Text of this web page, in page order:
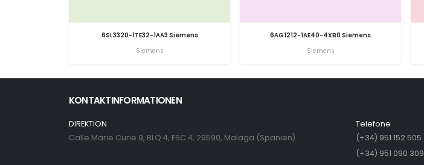
6SL3320-1TE32-1AA3 Siemens
Siemens
6AG1212-1AE40-4XB0 Siemens
Siemens
KONTAKTINFORMATIONEN
DIREKTION
Calle Marie Curie 9, BLQ 4, ESC 4, 29590, Malaga (Spanien)
Telefone
(+34) 951 152 505
(+34) 951 090 309